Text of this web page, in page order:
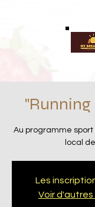
Au programme sport
local
Les
Voir